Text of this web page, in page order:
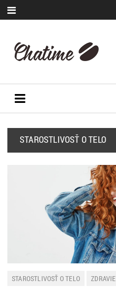
STAROSTLIVOSŤ O TELO
STAROSTLIVOSŤ O TELO ZDRAVIE